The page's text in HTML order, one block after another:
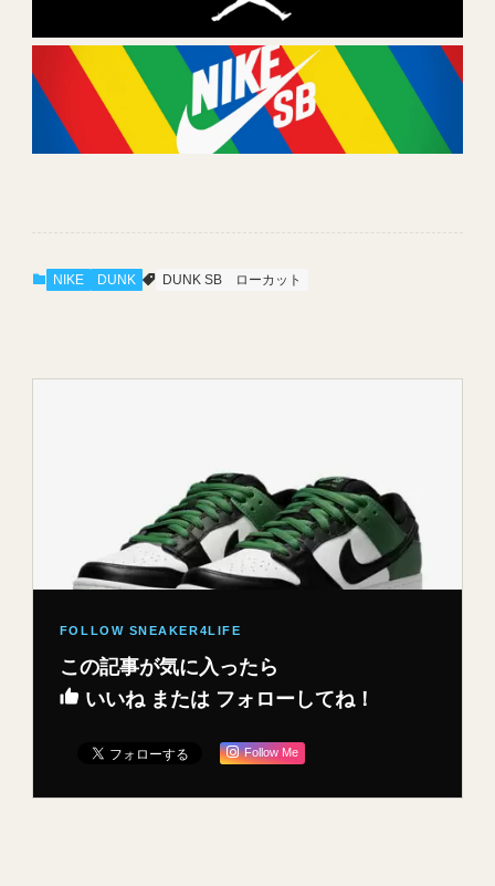
NIKE DUNK DUNK SB ローカット
この記事が気に入ったら
いいね または フォローしてね！
Follow Me